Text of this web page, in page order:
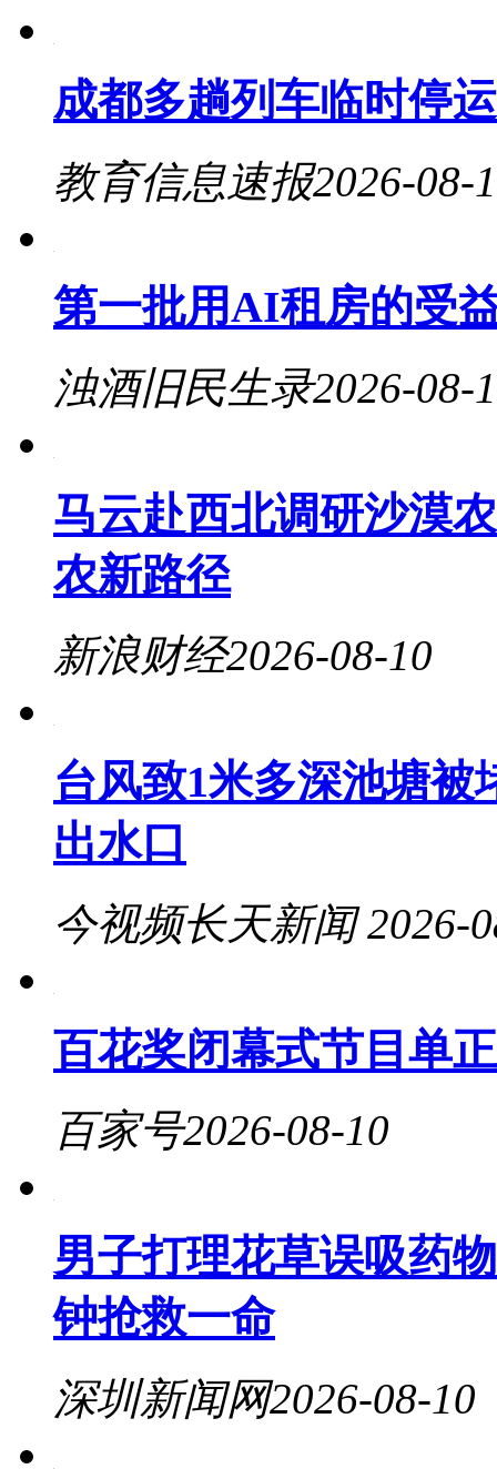
成都多趟列车临时停
教育信息速报2026-08-
第一批用AI租房的受
浊酒旧民生录2026-08-
马云赴西北调研沙漠
农新路径
新浪财经2026-08-10
台风致1米多深池塘
出水口
今视频长天新闻2026-
百花奖闭幕式节目单
百家号2026-08-10
男子打理花草误吸药
钟抢救一命
深圳新闻网2026-08-10